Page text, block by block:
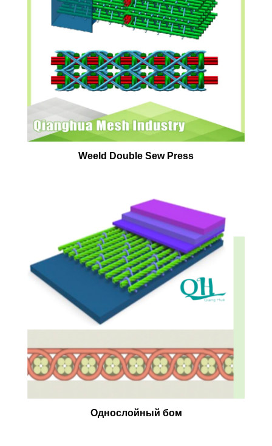
Weeld Double Sew Press
Однослойный бом